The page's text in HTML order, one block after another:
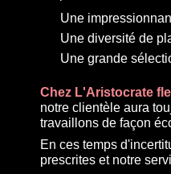
Une
Une diversité de
Une grande
Chez L'Aristocrate
notre clientèle aura
travaillons de façon
En ces temps
prescrites et notre